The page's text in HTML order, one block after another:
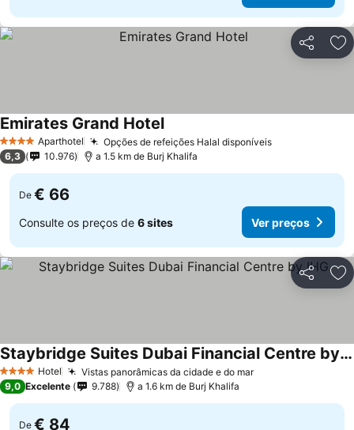
Partilhar
4 EstrelasAparthotel Opções de refeições Halal disponíveis
Emirates Grand Hotel
6,3 10.976 a 1.5 km de Burj Khalifa
De € 66
Consulte os preços de 6 sites Ver preços
Partilhar
4 EstrelasHotel Vistas panorâmicas da cidade e do mar
Staybridge Suites Dubai Financial Centre by IHG
9,0 Excelente 9.788 a 1.6 km de Burj Khalifa
De € 84